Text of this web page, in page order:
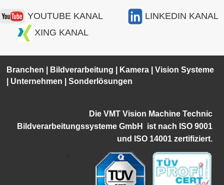
YOUTUBE KANAL
LINKEDIN KANAL
XING KANAL
Branchen Bildverarbeitung Kamera |Vision Systeme
Unternehmen |Sonderlösungen
Die VMT Vision Machine Technic
Bildverarbeitungssysteme GmbH istnach ISO 9001
und ISO 14001 zertifiziert.